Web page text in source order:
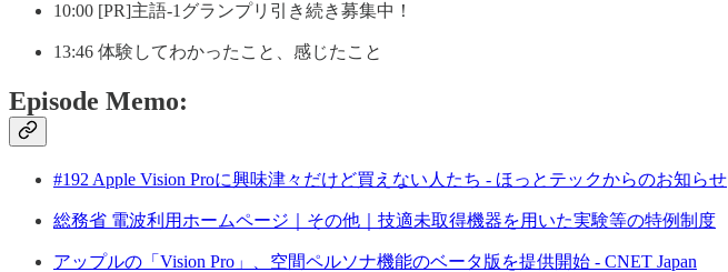
10:00 [PR]主語-1グランプリ引き続き募集中！
13:46 体験してわかったこと、感じたこと
Episode Memo:
#192 Apple Vision Proに興味津々だけど買えない人たち - ほっとテックからのお知らせ
総務省 電波利用ホームページ｜その他｜技適未取得機器を用いた実験等の特例制度
アップルの「Vision Pro」、空間ペルソナ機能のベータ版を提供開始 - CNET Japan